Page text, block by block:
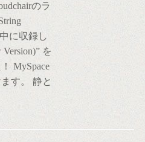
のラ
に収録し
を
MySpace
す。 静と